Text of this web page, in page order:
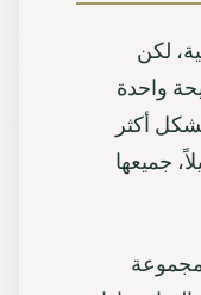
لكن
واحدة
أكثر
جميعها